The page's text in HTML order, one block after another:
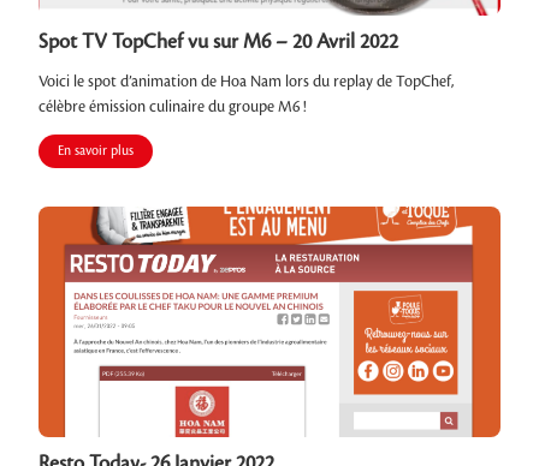
Spot TV TopChef vu sur M6 – 20 Avril 2022
Voici le spot d’animation de Hoa Nam lors du replay de TopChef,
célèbre émission culinaire du groupe M6 !
En savoir plus